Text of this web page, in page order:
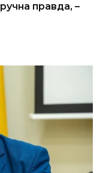
правда, –